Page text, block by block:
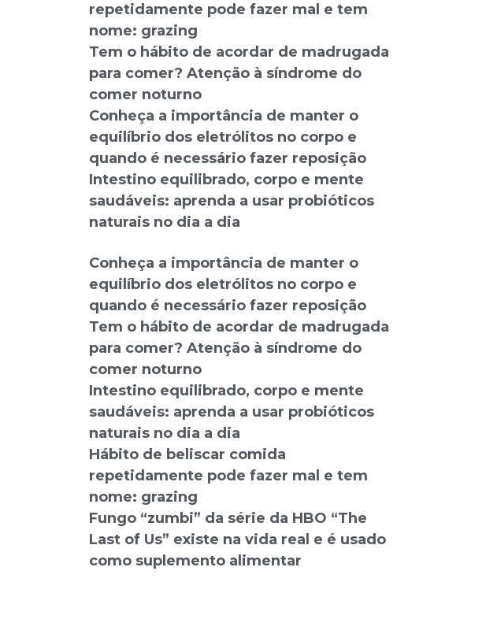
repetidamente pode fazer mal e tem
nome: grazing
Tem o hábito de acordar de madrugada
para comer? Atenção à síndrome do
comer noturno
Conheça a importância de manter o
equilíbrio dos eletrólitos no corpo e
quando é necessário fazer reposição
Intestino equilibrado, corpo e mente
saudáveis: aprenda a usar probióticos
naturais no dia a dia
Conheça a importância de manter o
equilíbrio dos eletrólitos no corpo e
quando é necessário fazer reposição
Tem o hábito de acordar de madrugada
para comer? Atenção à síndrome do
comer noturno
Intestino equilibrado, corpo e mente
saudáveis: aprenda a usar probióticos
naturais no dia a dia
Hábito de beliscar comida
repetidamente pode fazer mal e tem
nome: grazing
Fungo “zumbi” da série da HBO “The
Last of Us” existe na vida real e é usado
como suplemento alimentar